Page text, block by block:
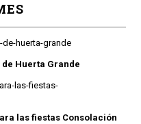
Huerta Grande
las fiestas Consolación